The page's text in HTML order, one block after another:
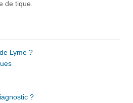
de tique.
Lyme ?
?